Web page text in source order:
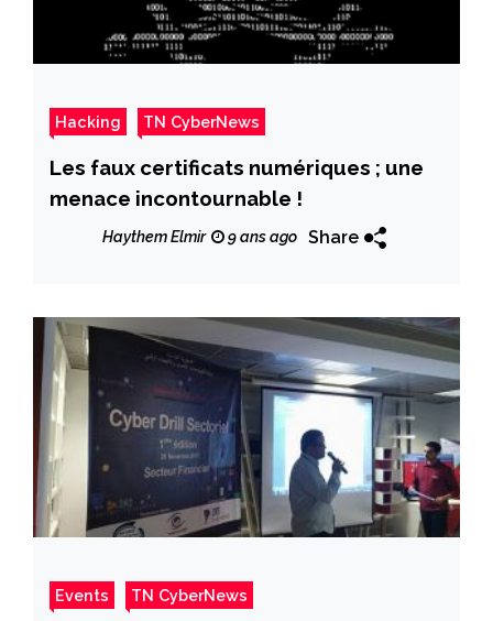
Hacking TN CyberNews
Les faux certificats numériques ; une
menace incontournable !
Haythem Elmir 9 ans ago Share
Events TN CyberNews